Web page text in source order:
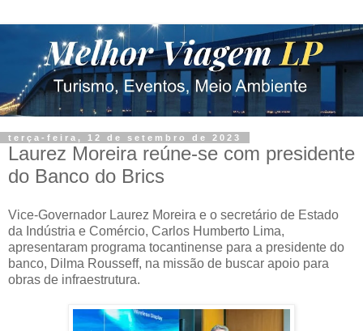
terça-feira, 12 de setembro de 2023
Laurez Moreira reúne-se com presidente
do Banco do Brics
Vice-Governador Laurez Moreira e o secretário de Estado
da Indústria e Comércio, Carlos Humberto Lima,
apresentaram programa tocantinense para a presidente do
banco, Dilma Rousseff, na missão de buscar apoio para
obras de infraestrutura.